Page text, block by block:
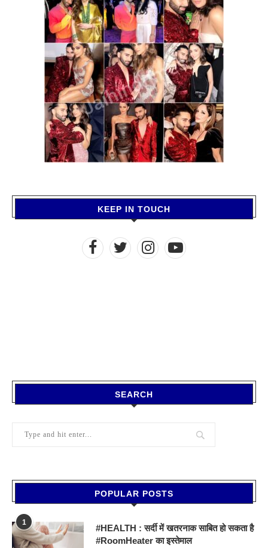
KEEP IN TOUCH
SEARCH
POPULAR POSTS
1
#HEALTH : सर्दी में खतरनाक साबित हो सकता है
#RoomHeater का इस्तेमाल